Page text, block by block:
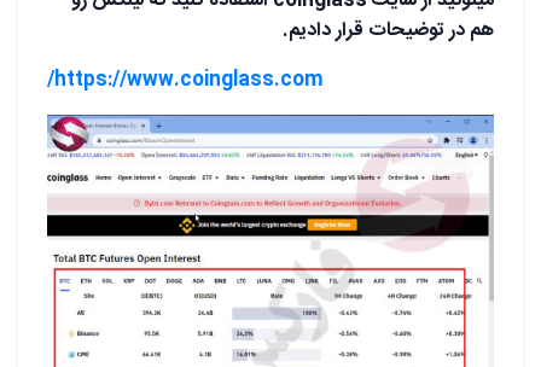
هم در توضیحات قرار دادیم.
https://www.coinglass.com/